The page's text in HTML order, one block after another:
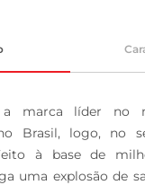
a marca líder no
Brasil, logo, no
à base de
uma explosão de